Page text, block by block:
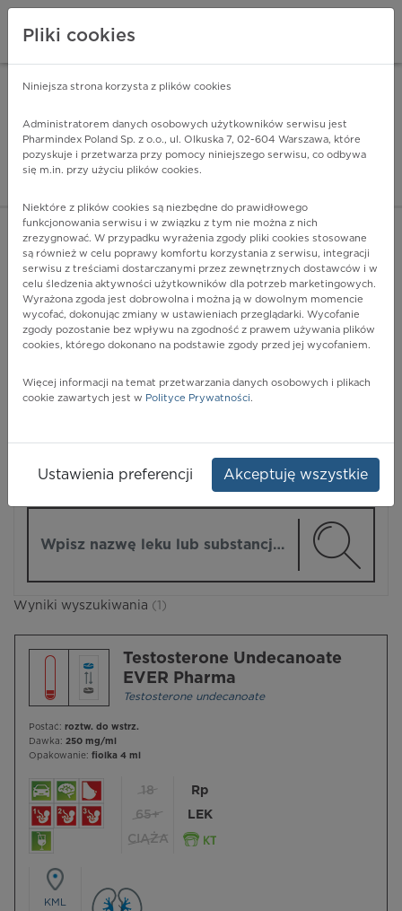
Pharmindex - lider
ZALOGUJ SIĘ
POKAŻ FILTRY
Pharmindex
Wyniki wyszukiwania (1)
Testosterone Undecanoate
EVER Pharma
Testosterone undecanoate
Postać: roztw. do wstrz.
Dawka: 250 mg/ml
Opakowanie: fiolka 4 ml
18
65+
CIĄŻA
Rp
LEK
KML
Pliki cookies
Niniejsza strona korzysta z plików cookies
Administratorem danych osobowych użytkowników serwisu jest
Pharmindex Poland Sp. z o.o., ul. Olkuska 7, 02-604 Warszawa, które
pozyskuje i przetwarza przy pomocy niniejszego serwisu, co odbywa
się m.in. przy użyciu plików cookies.
Niektóre z plików cookies są niezbędne do prawidłowego
funkcjonowania serwisu i w związku z tym nie można z nich
zrezygnować. W przypadku wyrażenia zgody pliki cookies stosowane
są również w celu poprawy komfortu korzystania z serwisu, integracji
serwisu z treściami dostarczanymi przez zewnętrznych dostawców i w
celu śledzenia aktywności użytkowników dla potrzeb marketingowych.
Wyrażona zgoda jest dobrowolna i można ją w dowolnym momencie
wycofać, dokonując zmiany w ustawieniach przeglądarki. Wycofanie
zgody pozostanie bez wpływu na zgodność z prawem używania plików
cookies, którego dokonano na podstawie zgody przed jej wycofaniem.
Więcej informacji na temat przetwarzania danych osobowych i plikach
cookie zawartych jest w Polityce Prywatności.
Ustawienia preferencji Akceptuję wszystkie
ZA DARMO - w Google Play INSTALUJ